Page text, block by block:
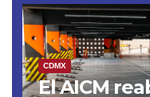
CDMX
El AICM